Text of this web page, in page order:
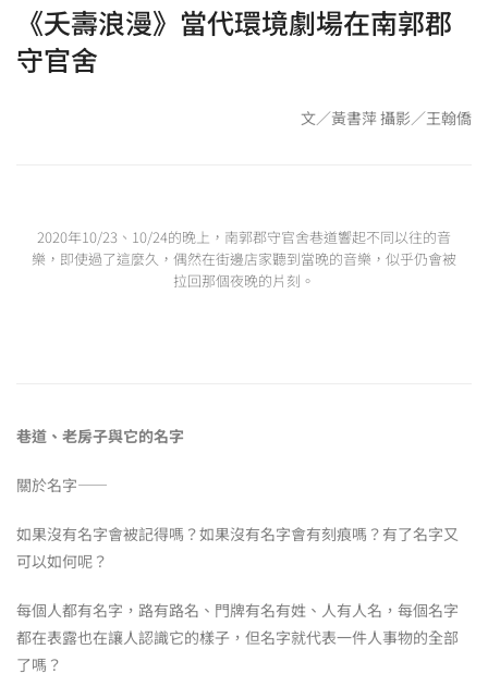
《夭壽浪漫》當代環境劇場在南郭郡
守官舍
文∕黃書萍 攝影∕王翰僑
2020年10/23、10/24的晚上，南郭郡守官舍巷道響起不同以往的音
樂，即使過了這麼久，偶然在街邊店家聽到當晚的音樂，似乎仍會被
拉回那個夜晚的片刻。
巷道、老房子與它的名字
關於名字——
如果沒有名字會被記得嗎？如果沒有名字會有刻痕嗎？有了名字又
可以如何呢？
每個人都有名字，路有路名、門牌有名有姓、人有人名，每個名字
都在表露也在讓人認識它的樣子，但名字就代表一件人事物的全部
了嗎？